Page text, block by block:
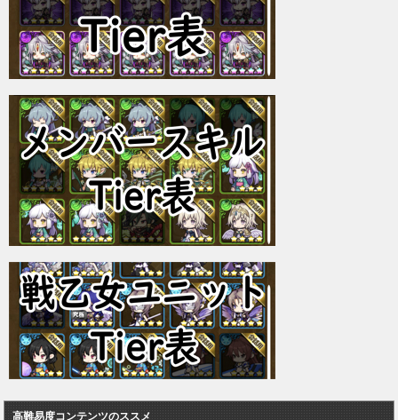
高難易度コンテンツのススメ